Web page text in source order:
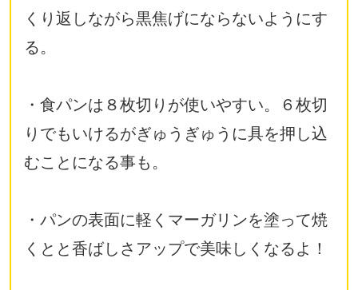
くり返しながら黒焦げにならないようにす
る。
・食パンは８枚切りが使いやすい。６枚切
りでもいけるがぎゅうぎゅうに具を押し込
むことになる事も。
・パンの表面に軽くマーガリンを塗って焼
くとと香ばしさアップで美味しくなるよ！